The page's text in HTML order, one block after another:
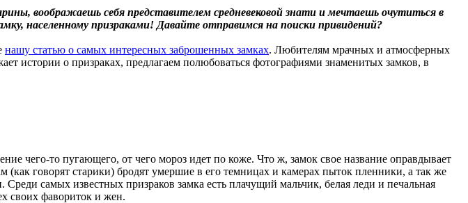
воображаешь себя представителем средневековой знати и мечтаешь очутиться в
населенному призраками! Давайте отправимся на поиски привидений?
нашу статью о самых интересных заброшенных замках. Любителям мрачных и атмосферных
истории о призраках, предлагаем полюбоваться фотографиями знаменитых замков, в
чего-то пугающего, от чего мороз идет по коже. Что ж, замок свое название оправдывает
говорят старики) бродят умершие в его темницах и камерах пыток пленники, а так же
самых известных призраков замка есть плачущий мальчик, белая леди и печальная
своих фавориток и жен.